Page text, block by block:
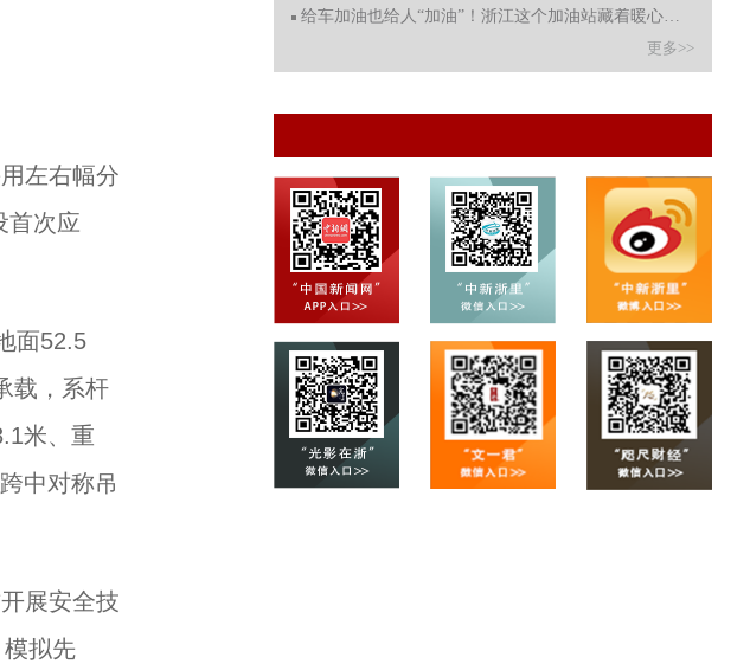
左右幅分
首次应
面52.5
载，系杆
米、重
中对称吊
展安全技
拟先
给车加油也给人“加油”！浙江这个加油站藏着暖心智能食
更多>>